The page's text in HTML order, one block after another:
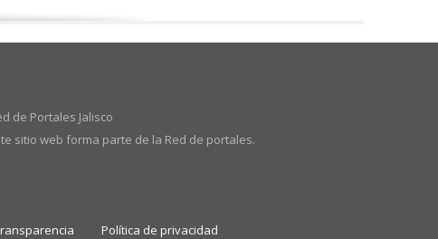
de Portales Jalisco
sitio web forma parte de la Red de portales.
Política de privacidad